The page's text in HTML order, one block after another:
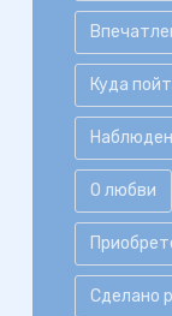
Куда
О любви
Сделано